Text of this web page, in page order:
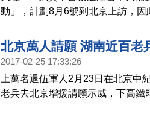
動」，計劃8月6號到北京上訪，因
北京萬人請願 湖南近百老
2017-02-25 17:33:26
上萬名退伍軍人2月23日在北京中
老兵去北京增援請願示威，下高鐵
路透社記者說，現場的示威者從